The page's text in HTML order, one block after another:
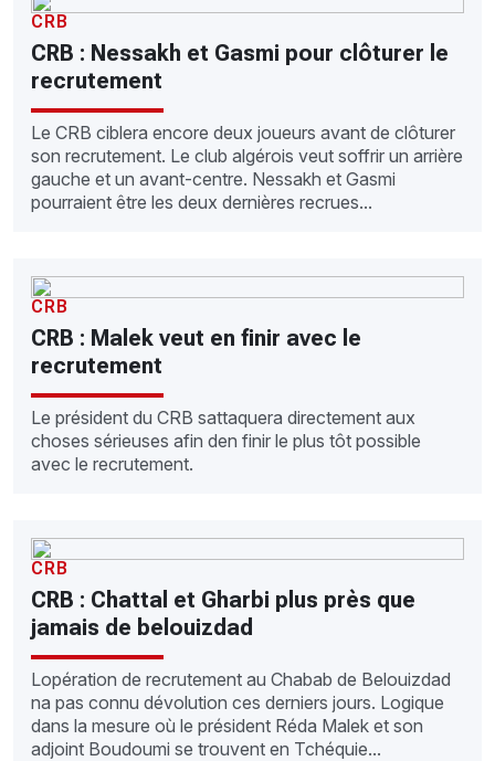
CRB
CRB : Nessakh et Gasmi pour clôturer le
recrutement
Le CRB ciblera encore deux joueurs avant de clôturer
son recrutement. Le club algérois veut soffrir un arrière
gauche et un avant-centre. Nessakh et Gasmi
pourraient être les deux dernières recrues...
CRB
CRB : Malek veut en finir avec le
recrutement
Le président du CRB sattaquera directement aux
choses sérieuses afin den finir le plus tôt possible
avec le recrutement.
CRB
CRB : Chattal et Gharbi plus près que
jamais de belouizdad
Lopération de recrutement au Chabab de Belouizdad
na pas connu dévolution ces derniers jours. Logique
dans la mesure où le président Réda Malek et son
adjoint Boudoumi se trouvent en Tchéquie...